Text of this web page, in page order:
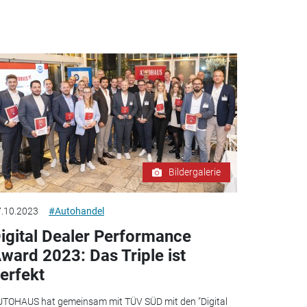
Bildergalerie
#Autohandel
Dealer Performance
2023: Das Triple ist
hat gemeinsam mit TÜV SÜD mit den "Digital